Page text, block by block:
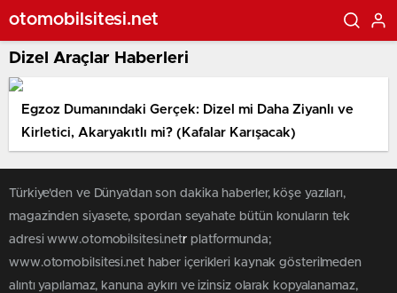
otomobilsitesi.net
Dizel Araçlar Haberleri
Egzoz Dumanındaki Gerçek: Dizel mi Daha Ziyanlı ve
Kirletici, Akaryakıtlı mi? (Kafalar Karışacak)
Türkiye'den ve Dünya’dan son dakika haberler, köşe yazıları,
magazinden siyasete, spordan seyahate bütün konuların tek
adresi www.otomobilsitesi.netr platformunda;
www.otomobilsitesi.net haber içerikleri kaynak gösterilmeden
alıntı yapılamaz, kanuna aykırı ve izinsiz olarak kopyalanamaz,